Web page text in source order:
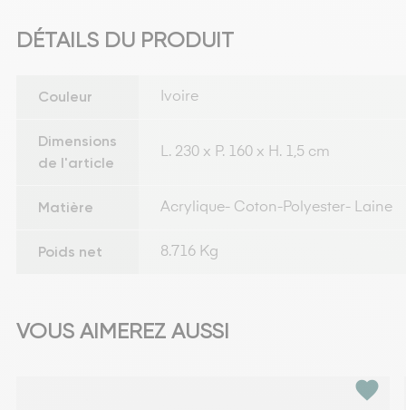
DÉTAILS DU PRODUIT
Couleur Ivoire
Dimensions
de l'article
L. 230 x P. 160 x H. 1,5 cm
Matière Acrylique- Coton-Polyester- Laine
Poids net 8.716 Kg
VOUS AIMEREZ AUSSI
favorite